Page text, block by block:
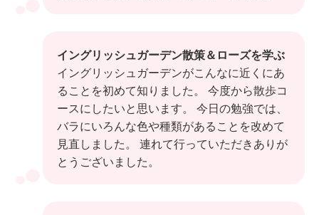
イングリッシュガーデン散策＆ローズを学ぶ
イングリッシュガーデンがこんなに近くにあ
ることを初めて知りました。 今度から散歩コ
ースにしたいと思います。 今日の勉強では、
バラにいろんな色や種類があることを改めて
見直しました。 連れて行っていただきありが
とうございました。